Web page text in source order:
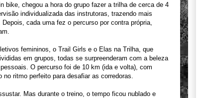
bike, chegou a hora do grupo fazer a trilha de cerca de 4
individualizada das instrutoras, trazendo mais
cada uma fez o percurso por contra própria,
femininos, o Trail Girls e o Elas na Trilha, que
em grupos, todas se surpreenderam com a beleza
O percurso foi de 10 km (ida e volta), com
ritmo perfeito para desafiar as corredoras.
Mas durante o treino, o tempo ficou nublado e